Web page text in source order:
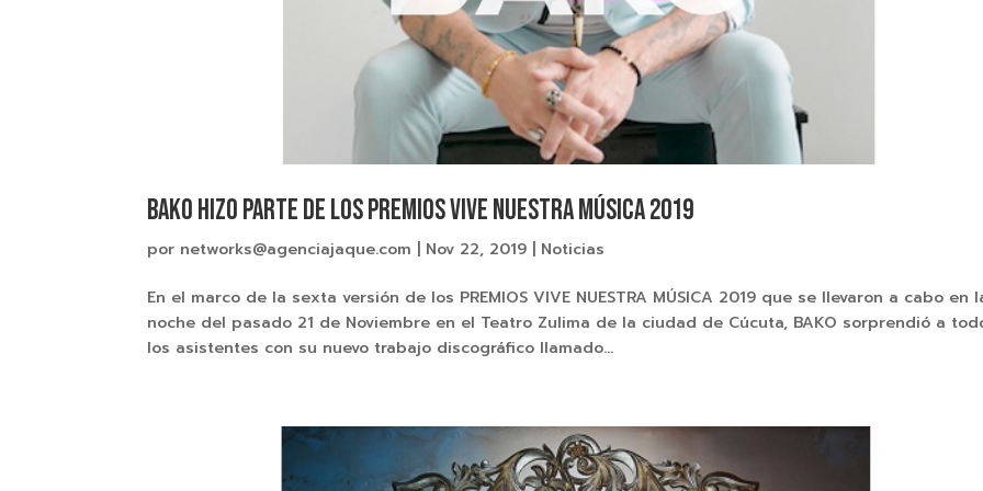
BAKO HIZO PARTE DE LOS PREMIOS VIVE NUESTRA MÚSICA 2019
por networks@agenciajaque.com Nov 22, 2019 Noticias
En el marco de la sexta versión de los PREMIOS VIVE NUESTRA MÚSICA 2019 que se llevaron a cabo en
noche del pasado 21 de Noviembre en el Teatro Zulima de la ciudad de Cúcuta, BAKO sorprendió a
los asistentes con su nuevo trabajo discográfico llamado...